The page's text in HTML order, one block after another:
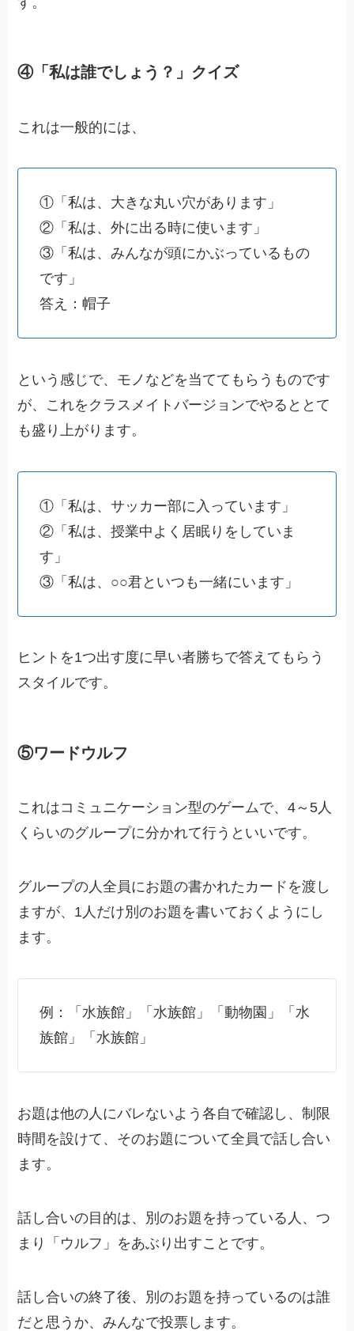
④「私は誰でしょう？」クイズ
これは一般的には、
①「私は、大きな丸い穴があります」
②「私は、外に出る時に使います」
③「私は、みんなが頭にかぶっているもの
です」
答え：帽子
という感じで、モノなどを当ててもらうものです
が、これをクラスメイトバージョンでやるととて
も盛り上がります。
①「私は、サッカー部に入っています」
②「私は、授業中よく居眠りをしていま
す」
③「私は、○○君といつも一緒にいます」
ヒントを1つ出す度に早い者勝ちで答えてもらう
スタイルです。
⑤ワードウルフ
これはコミュニケーション型のゲームで、4～5人
くらいのグループに分かれて行うといいです。
グループの人全員にお題の書かれたカードを渡し
ますが、1 人だけ別のお題を書いておく ようにし
ます。
例：「水族館」「水族館」「動物園」「水
族館」「水族館」
お題は他の人にバレないよう各自で確認し、制限
時間を設けて、そのお題について全員で話し合い
ます。
話し合いの目的は、別のお題を持っている人、つ
まり「ウルフ」をあぶり出すことです。
話し合いの終了後、別のお題を持っているのは誰
だと思うか、みんなで投票します。